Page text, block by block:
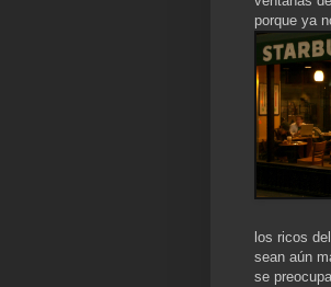
porque ya
los ricos
sean aún
se